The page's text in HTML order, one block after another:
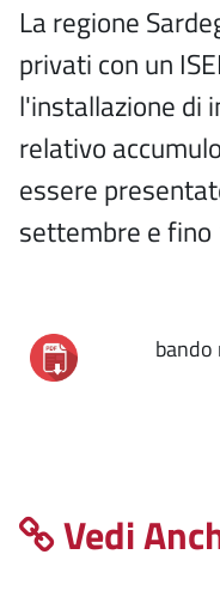
La regione
privati con un
l'installazione di
relativo
essere
settembre e
bando
Vedi